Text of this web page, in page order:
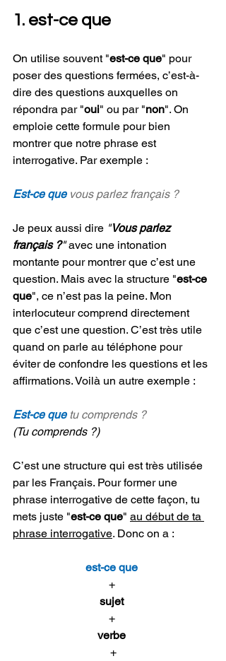
1. est-ce que
On utilise souvent "est-ce que" pour
poser des questions fermées, c’est-à-
dire des questions auxquelles on
répondra par "oui" ou par "non". On
emploie cette formule pour bien
montrer que notre phrase est
interrogative. Par exemple :
Est-ce que vous parlez français ?
Je peux aussi dire "Vous parlez
français ?" avec une intonation
montante pour montrer que c’est une
question. Mais avec la structure "est-ce
que", ce n’est pas la peine. Mon
interlocuteur comprend directement
que c’est une question. C’est très utile
quand on parle au téléphone pour
éviter de confondre les questions et les
affirmations. Voilà un autre exemple :
Est-ce que tu comprends ?
(Tu comprends ?)
C’est une structure qui est très utilisée
par les Français. Pour former une
phrase interrogative de cette façon, tu
mets juste "est-ce que" au début de ta
phrase interrogative. Donc on a :
est-ce que
+
sujet
+
verbe
+